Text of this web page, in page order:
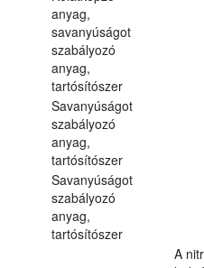
anyag,
savanyúságot
szabályozó
anyag,
tartósítószer
Savanyúságot
szabályozó
anyag,
tartósítószer
Savanyúságot
szabályozó
anyag,
tartósítószer
A